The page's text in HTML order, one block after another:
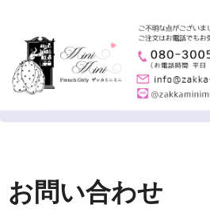
お問い合わせ